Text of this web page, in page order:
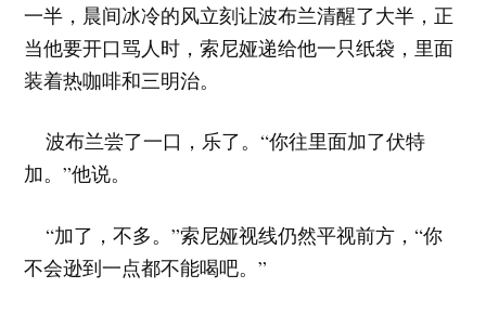
一半，晨间冰冷的风立刻让波布兰清醒了大半，正
当他要开口骂人时，索尼娅递给他一只纸袋，里面
装着热咖啡和三明治。
波布兰尝了一口，乐了。“你往里面加了伏特
加。”他说。
“加了，不多。”索尼娅视线仍然平视前方，“你
不会逊到一点都不能喝吧。”